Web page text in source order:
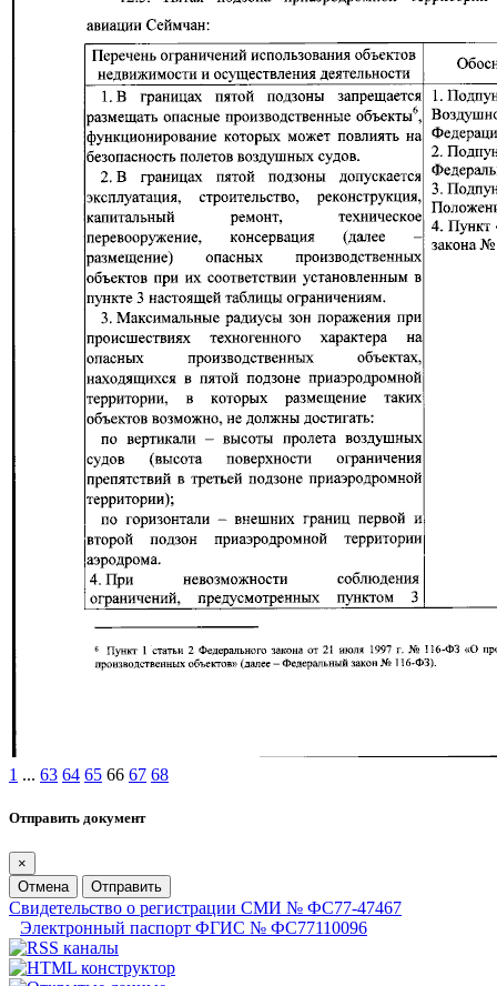
1 ... 63 64 65 66 67 68
Отправить документ
×
Отмена
Отправить
Свидетельство о регистрации СМИ № ФС77-47467
Электронный паспорт ФГИС № ФС77110096